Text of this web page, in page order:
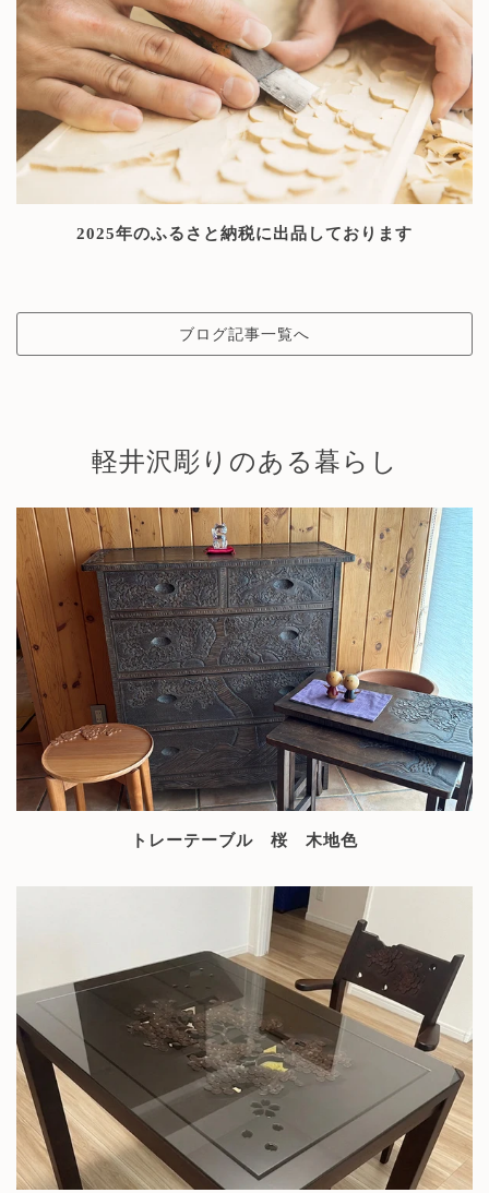
2025年のふるさと納税に出品しております
ブログ記事一覧へ
軽井沢彫りのある暮らし
トレーテーブル 桜 木地色